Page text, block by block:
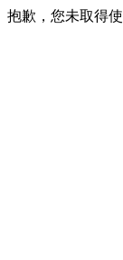
抱歉，您未取得